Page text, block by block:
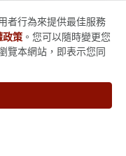
樓
者行為來提供最佳服務
政策 。您可以隨時變更您
覽本網站，即表示您同